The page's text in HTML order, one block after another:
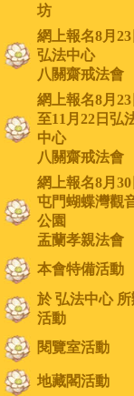
坊
網上報名8月23
弘法中心
八關齋戒法會
網上報名8月23
至11月22日弘
中心
八關齋戒法會
網上報名8月30
屯門蝴蝶灣觀
公園
盂蘭孝親法會
本會特備活動
於 弘法中心 所
活動
閱覽室活動
地藏閣活動